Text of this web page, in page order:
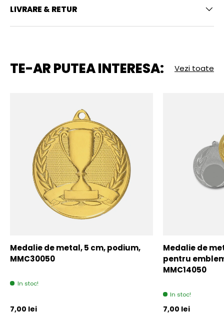
LIVRARE & RETUR
TE-AR PUTEA INTERESA: Vezi toate
Medalie de metal, 5 cm, podium,
MMC30050
In stoc!
Pret initial
7,00 lei
Medalie de
pentru
MMC14050
In stoc!
Pret initial
7,00 lei